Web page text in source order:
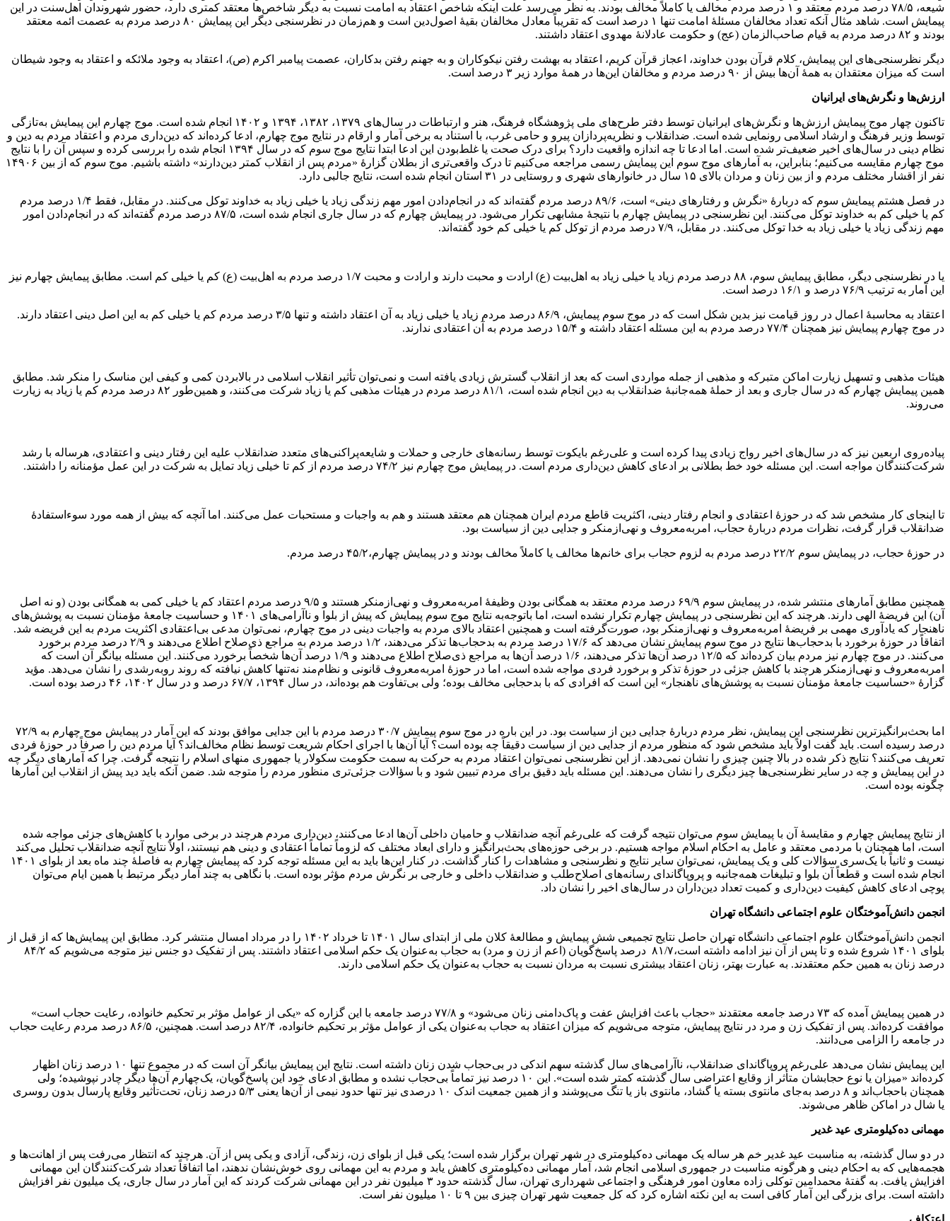
شیعه، ۷۸/۵ درصد مردم معتقد و ۱ درصد مردم مخالف یا کاملاً مخالف بودند. به نظر می‌رسد علت اینکه شاخص اعتقاد به امامت نسبت به دیگر شاخص‌ها معتقد کمتری دارد، حضور شهروندان اهل‌سنت در این
پیمایش است. شاهد مثال آنکه تعداد مخالفان مسئلۀ امامت تنها ۱ درصد است که تقریباً معادل مخالفان بقیۀ اصول‌دین است و هم‌زمان در نظرسنجی دیگر این پیمایش ۸۰ درصد مردم به عصمت ائمه معتقد
بودند و ۸۲ درصد مردم به قیام صاحب‌الزمان (عج) و حکومت عادلانۀ مهدوی اعتقاد داشتند.
دیگر نظرسنجی‌های این پیمایش، کلام قرآن بودن خداوند، اعجاز قرآن کریم، اعتقاد به بهشت رفتن نیکوکاران و به جهنم رفتن بدکاران، عصمت پیامبر اکرم (ص)، اعتقاد به وجود ملائکه و اعتقاد به وجود شیطان
است که میزان معتقدان به همۀ آن‌ها بیش از ۹۰ درصد مردم و مخالفان این‌ها در همۀ موارد زیر ۳ درصد است.
ارزش‌ها و نگرش‌های ایرانیان
تاکنون چهار موج پیمایش ارزش‌ها و نگرش‌های ایرانیان توسط دفتر طرح‌های ملی پژوهشگاه فرهنگ، هنر و ارتباطات در سال‌های ۱۳۷۹، ۱۳۸۲، ۱۳۹۴ و ۱۴۰۲ انجام شده است. موج چهارم این پیمایش به‌تازگی
توسط وزیر فرهنگ و ارشاد اسلامی رونمایی شده است. ضدانقلاب و نظریه‌پردازان پیرو و حامی غرب، با استناد به برخی آمار و ارقام در نتایج موج چهارم، ادعا کرده‌اند که دین‌داری مردم و اعتقاد مردم به دین و
نظام دینی در سال‌های اخیر ضعیف‌تر شده است. اما ادعا تا چه اندازه واقعیت دارد؟ برای درک صحت یا غلط‌بودن این ادعا ابتدا نتایج موج سوم که در سال ۱۳۹۴ انجام شده را بررسی کرده و سپس آن را با نتایج
موج چهارم مقایسه می‌کنیم؛ بنابراین، به آمارهای موج سوم این پیمایش رسمی مراجعه می‌کنیم تا درک واقعی‌تری از بطلان گزارۀ «مردم پس از انقلاب کمتر دین‌دارند» داشته باشیم. موج سوم که از بین ۱۴۹۰۶
نفر از اقشار مختلف مردم و از بین زنان و مردان بالای ۱۵ سال در خانوارهای شهری و روستایی در ۳۱ استان انجام شده است، نتایج جالبی دارد.
در فصل هشتم پیمایش سوم که دربارۀ «نگرش و رفتارهای دینی» است، ۸۹/۶ درصد مردم گفته‌اند که در انجام‌دادن امور مهم زندگی زیاد یا خیلی زیاد به خداوند توکل می‌کنند. در مقابل، فقط ۱/۴ درصد مردم
کم یا خیلی کم به خداوند توکل می‌کنند. این نظرسنجی در پیمایش چهارم با نتیجۀ مشابهی تکرار می‌شود. در پیمایش چهارم که در سال جاری انجام شده است، ۸۷/۵ درصد مردم گفته‌اند که در انجام‌دادن امور
مهم زندگی زیاد یا خیلی زیاد به خدا توکل می‌کنند. در مقابل، ۷/۹ درصد مردم از توکل کم یا خیلی کم خود گفته‌اند.
یا در نظرسنجی دیگر، مطابق پیمایش سوم، ۸۸ درصد مردم زیاد یا خیلی زیاد به اهل‌بیت (ع) ارادت و محبت دارند و ارادت و محبت ۱/۷ درصد مردم به اهل‌بیت (ع) کم یا خیلی کم است. مطابق پیمایش چهارم نیز
این آمار به ترتیب ۷۶/۹ درصد و ۱۶/۱ درصد است.
اعتقاد به محاسبۀ اعمال در روز قیامت نیز بدین شکل است که در موج سوم پیمایش، ۸۶/۹ درصد مردم زیاد یا خیلی زیاد به آن اعتقاد داشته و تنها ۳/۵ درصد مردم کم یا خیلی کم به این اصل دینی اعتقاد دارند.
در موج چهارم پیمایش نیز همچنان ۷۷/۴ درصد مردم به این مسئله اعتقاد داشته و ۱۵/۴ درصد مردم به آن اعتقادی ندارند.
هیئات مذهبی و تسهیل زیارت اماکن متبرکه و مذهبی از جمله مواردی است که بعد از انقلاب گسترش زیادی یافته است و نمی‌توان تأثیر انقلاب اسلامی در بالابردن کمی و کیفی این مناسک را منکر شد. مطابق
همین پیمایش چهارم که در سال جاری و بعد از حملۀ همه‌جانبۀ ضدانقلاب به دین انجام شده است، ۸۱/۱ درصد مردم در هیئات مذهبی کم یا زیاد شرکت می‌کنند، و همین‌طور ۸۲ درصد مردم کم یا زیاد به زیارت
می‌روند.
پیاده‌روی اربعین نیز که در سال‌های اخیر رواج زیادی پیدا کرده است و علی‌رغم بایکوت توسط رسانه‌های خارجی و حملات و شایعه‌پراکنی‌های متعدد ضدانقلاب علیه این رفتار دینی و اعتقادی، هرساله با رشد
شرکت‌کنندگان مواجه است. این مسئله خود خط بطلانی بر ادعای کاهش دین‌داری مردم است. در پیمایش موج چهارم نیز ۷۴/۲ درصد مردم از کم تا خیلی زیاد تمایل به شرکت در این عمل مؤمنانه را داشتند.
تا اینجای کار مشخص شد که در حوزۀ اعتقادی و انجام رفتار دینی، اکثریت قاطع مردم ایران همچنان هم معتقد هستند و هم به واجبات و مستحبات عمل می‌کنند. اما آنچه که بیش از همه مورد سوءاستفادۀ
ضدانقلاب قرار گرفت، نظرات مردم دربارۀ حجاب، امربه‌معروف و نهی‌ازمنکر و جدایی دین از سیاست بود.
در حوزۀ حجاب، در پیمایش سوم ۲۲/۲ درصد مردم به لزوم حجاب برای خانم‌ها مخالف یا کاملاً مخالف بودند و در پیمایش چهارم،۴۵/۲ درصد مردم.
همچنین مطابق آمارهای منتشر شده، در پیمایش سوم ۶۹/۹ درصد مردم معتقد به همگانی بودن وظیفۀ امربه‌معروف و نهی‌ازمنکر هستند و ۹/۵ درصد مردم اعتقاد کم یا خیلی کمی به همگانی بودن (و نه اصل
آن) این فریضۀ الهی دارند. هرچند که این نظرسنجی در پیمایش چهارم تکرار نشده است، اما باتوجه‌به نتایج موج سوم پیمایش که پیش از بلوا و ناآرامی‌های ۱۴۰۱ و حساسیت جامعۀ مؤمنان نسبت به پوشش‌های
ناهنجار که یادآوری مهمی بر فریضۀ امربه‌معروف و نهی‌ازمنکر بود، صورت‌گرفته است و همچنین اعتقاد بالای مردم به واجبات دینی در موج چهارم، نمی‌توان مدعی بی‌اعتقادی اکثریت مردم به این فریضه شد.
اتفاقاً در حوزۀ برخورد با بدحجاب‌ها نتایج در موج سوم پیمایش نشان می‌دهد که ۱۷/۶ درصد مردم به بدحجاب‌ها تذکر می‌دهند، ۱/۲ درصد مردم به مراجع ذی‌صلاح اطلاع می‌دهند و ۲/۹ درصد مردم برخورد
می‌کنند. در موج چهارم نیز مردم بیان کرده‌اند که ۱۲/۵ درصد آن‌ها تذکر می‌دهند، ۱/۶ درصد آن‌ها به مراجع ذی‌صلاح اطلاع می‌دهند و ۱/۹ درصد آن‌ها شخصاً برخورد می‌کنند. این مسئله بیانگر آن است که
امربه‌معروف و نهی‌ازمنکر هرچند با کاهش جزئی در حوزۀ تذکر و برخورد فردی مواجه شده است، اما در حوزۀ امربه‌معروف قانونی و نظام‌مند نه‌تنها کاهش نیافته که روند روبه‌رشدی را نشان می‌دهد. مؤید
گزارۀ «حساسیت جامعۀ مؤمنان نسبت به پوشش‌های ناهنجار» این است که افرادی که با بدحجابی مخالف بوده؛ ولی بی‌تفاوت هم بوده‌اند، در سال ۱۳۹۴، ۶۷/۷ درصد و در سال ۱۴۰۲، ۴۶ درصد بوده است.
اما بحث‌برانگیزترین نظرسنجی این پیمایش، نظر مردم دربارۀ جدایی دین از سیاست بود. در این باره در موج سوم پیمایش ۳۰/۷ درصد مردم با این جدایی موافق بودند که این آمار در پیمایش موج چهارم به ۷۲/۹
درصد رسیده است. باید گفت اولاً باید مشخص شود که منظور مردم از جدایی دین از سیاست دقیقاً چه بوده است؟ آیا آن‌ها با اجرای احکام شریعت توسط نظام مخالف‌اند؟ آیا مردم دین را صرفاً در حوزۀ فردی
تعریف می‌کنند؟ نتایج ذکر شده در بالا چنین چیزی را نشان نمی‌دهد. از این نظرسنجی نمی‌توان اعتقاد مردم به حرکت به سمت حکومت سکولار یا جمهوری منهای اسلام را نتیجه گرفت. چرا که آمارهای دیگر چه
در این پیمایش و چه در سایر نظرسنجی‌ها چیز دیگری را نشان می‌دهند. این مسئله باید دقیق برای مردم تبیین شود و با سؤالات جزئی‌تری منظور مردم را متوجه شد. ضمن آنکه باید دید پیش از انقلاب این آمارها
چگونه بوده است.
از نتایج پیمایش چهارم و مقایسۀ آن با پیمایش سوم می‌توان نتیجه گرفت که علی‌رغم آنچه ضدانقلاب و حامیان داخلی آن‌ها ادعا می‌کنند، دین‌داری مردم هرچند در برخی موارد با کاهش‌های جزئی مواجه شده
است، اما همچنان با مردمی معتقد و عامل به احکام اسلام مواجه هستیم. در برخی حوزه‌های بحث‌برانگیز و دارای ابعاد مختلف که لزوماً تماماً اعتقادی و دینی هم نیستند، اولاً نتایج آنچه ضدانقلاب تحلیل می‌کند
نیست و ثانیاً با یک‌سری سؤالات کلی و یک پیمایش، نمی‌توان سایر نتایج و نظرسنجی و مشاهدات را کنار گذاشت. در کنار این‌ها باید به این مسئله توجه کرد که پیمایش چهارم به فاصلۀ چند ماه بعد از بلوای ۱۴۰۱
انجام شده است و قطعاً آن بلوا و تبلیغات همه‌جانبه و پروپاگاندای رسانه‌های اصلاح‌طلب و ضدانقلاب داخلی و خارجی بر نگرش مردم مؤثر بوده است. با نگاهی به چند آمار دیگر مرتبط با همین ایام می‌توان
پوچی ادعای کاهش کیفیت دین‌داری و کمیت تعداد دین‌داران در سال‌های اخیر را نشان داد.
انجمن دانش‌آموختگان علوم اجتماعی دانشگاه تهران
انجمن دانش‌آموختگان علوم اجتماعی دانشگاه تهران حاصل نتایج تجمیعی شش پیمایش و مطالعۀ کلان ملی از ابتدای سال ۱۴۰۱ تا خرداد ۱۴۰۲ را در مرداد امسال منتشر کرد. مطابق این پیمایش‌ها که از قبل از
بلوای ۱۴۰۱ شروع شده و تا پس از آن نیز ادامه داشته است،۸۱/۷ درصد پاسخ‌گویان (اعم از زن و مرد) به حجاب به‌عنوان یک حکم اسلامی اعتقاد داشتند. پس از تفکیک دو جنس نیز متوجه می‌شویم که ۸۴/۲
درصد زنان به همین حکم معتقدند. به عبارت بهتر، زنان اعتقاد بیشتری نسبت به مردان نسبت به حجاب به‌عنوان یک حکم اسلامی دارند.
در همین پیمایش آمده که ۷۳ درصد جامعه معتقدند «حجاب باعث افزایش عفت و پاک‌دامنی زنان می‌شود» و ۷۷/۸ درصد جامعه با این گزاره که «یکی از عوامل مؤثر بر تحکیم خانواده، رعایت حجاب است»
موافقت کرده‌اند. پس از تفکیک زن و مرد در نتایج پیمایش، متوجه می‌شویم که میزان اعتقاد به حجاب به‌عنوان یکی از عوامل مؤثر بر تحکیم خانواده، ۸۲/۴ درصد است. همچنین، ۸۶/۵ درصد مردم رعایت حجاب
در جامعه را الزامی می‌دانند.
این پیمایش نشان می‌دهد علی‌رغم پروپاگاندای ضدانقلاب، ناآرامی‌های سال گذشته سهم اندکی در بی‌حجاب شدن زنان داشته است. نتایج این پیمایش بیانگر آن است که در مجموع تنها ۱۰ درصد زنان اظهار
کرده‌اند «میزان یا نوع حجابشان متأثر از وقایع اعتراضی سال گذشته کمتر شده است». این ۱۰ درصد نیز تماماً بی‌حجاب نشده و مطابق ادعای خود این پاسخ‌گویان، یک‌چهارم آن‌ها دیگر چادر نپوشیده؛ ولی
همچنان باحجاب‌اند و ۸ درصد به‌جای مانتوی بسته یا گشاد، مانتوی باز یا تنگ می‌پوشند و از همین جمعیت اندک ۱۰ درصدی نیز تنها حدود نیمی از آن‌ها یعنی ۵/۳ درصد زنان، تحت‌تأثیر وقایع پارسال بدون روسری
یا شال در اماکن ظاهر می‌شوند.
مهمانی ده‌کیلومتری عید غدیر
در دو سال گذشته، به مناسبت عید غدیر خم هر ساله یک مهمانی ده‌کیلومتری در شهر تهران برگزار شده است؛ یکی قبل از بلوای زن، زندگی، آزادی و یکی پس از آن. هرچند که انتظار می‌رفت پس از اهانت‌ها و
هجمه‌هایی که به احکام دینی و هرگونه مناسبت در جمهوری اسلامی انجام شد، آمار مهمانی ده‌کیلومتری کاهش یابد و مردم به این مهمانی روی خوش‌نشان ندهند، اما اتفاقاً تعداد شرکت‌کنندگان این مهمانی
افزایش یافت. به گفتۀ محمدامین توکلی زاده معاون امور فرهنگی و اجتماعی شهرداری تهران، سال گذشته حدود ۳ میلیون نفر در این مهمانی شرکت کردند که این آمار در سال جاری، یک میلیون نفر افزایش
داشته است. برای بزرگی این آمار کافی است به این نکته اشاره کرد که کل جمعیت شهر تهران چیزی بین ۹ تا ۱۰ میلیون نفر است.